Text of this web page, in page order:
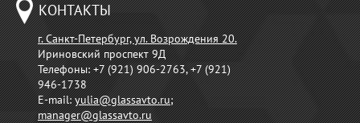
КОНТАКТЫ
г. Санкт-Петербург, ул. Возрождения 20.
Ириновский проспект 9Д
Телефоны:+7 (921) 906-2763, +7 (921)
946-1738
E-mail:yulia@glassavto.ru;
manager@glassavto.ru